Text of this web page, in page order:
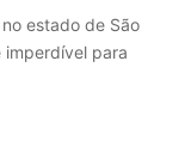
estado de São
imperdível para